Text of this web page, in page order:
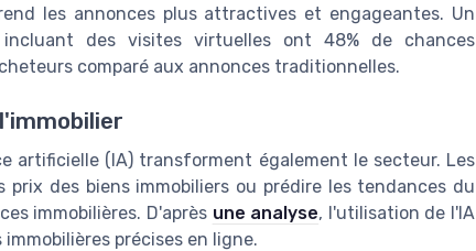
les annonces plus attractives et engageantes. Un
des visites virtuelles ont 48% de chances
comparé aux annonces traditionnelles.
artificielle (IA) transforment également le secteur. Les
des biens immobiliers ou prédire les tendances du
immobilières. D'après une analyse, l'utilisation de l'IA
précises en ligne.